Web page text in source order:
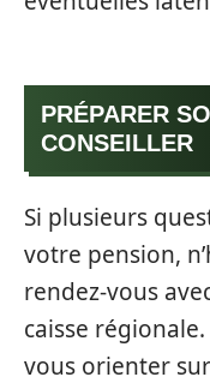
PRÉPARER
CONSEILLER
Si plusieurs
votre pension,
rendez-vous
caisse
vous orienter